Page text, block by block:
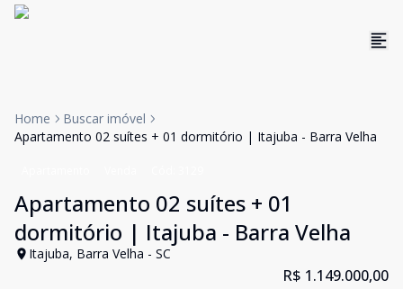
Home
Buscar imóvel
Apartamento 02 suítes + 01 dormitório | Itajuba - Barra Velha
Apartamento 02 suítes + 01
dormitório | Itajuba - Barra Velha
Itajuba, Barra Velha - SC
R$ 1.149.000,00